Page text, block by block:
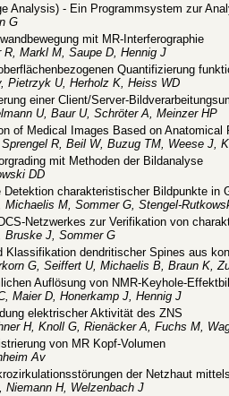
Analysis) - Ein Programmsystem zur
G
mit MR-Interferographie
Markl M, Saupe D, Hennig J
Quantifizierung
Pietrzyk U, Herholz K, Heiss WD
einer Client/Server-
U, Baur U, Schröter A, Meinzer HP
of Medical Images Based on
R, Beil W, Buzug TM, Weese J,
mit Methoden der Bildanalyse
DD
Detektion charakteristischer Bildpunkte in
Michaelis M, Sommer G, Stengel-
Netzwerkes zur Verifikation von
Bruske J, Sommer G
Klassifikation dendritischer Spines aus
G, Seiffert U, Michaelis B, Braun K,
Auflösung von NMR-Keyhole-
Maier D, Honerkamp J, Hennig J
elektrischer Aktivität des ZNS
H, Knoll G, Rienäcker A, Fuchs M,
von MR Kopf-Volumen
Av
der Netzhaut
Niemann H, Welzenbach J